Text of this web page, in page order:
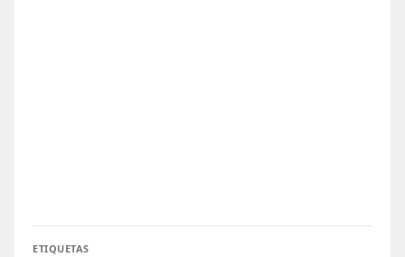
ETIQUETAS